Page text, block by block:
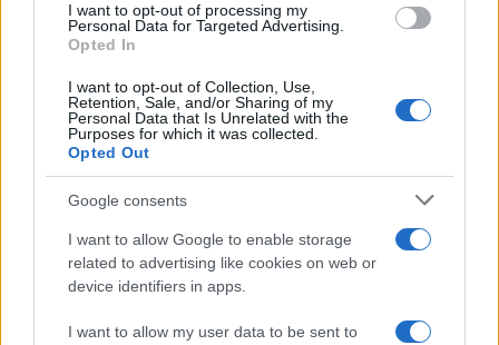
I want to opt-out of processing my
Personal Data for Targeted Advertising.
Opted In
I want to opt-out of Collection, Use,
Retention, Sale, and/or Sharing of my
Personal Data that Is Unrelated with the
Purposes for which it was collected.
Opted Out
Google consents
I want to allow Google to enable storage
related to advertising like cookies on web or
device identifiers in apps.
I want to allow my user data to be sent to
di 1,7 miliardi di dollari.
Redazione Think · 12 Mag 2021
PEOPLE